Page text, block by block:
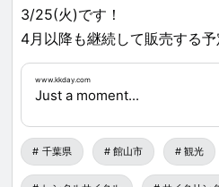
3/25(火)です！
4月以降も継続して販売する予
チェックよろしくお願いいた
www.kkday.com
www.kkday.com
Just a moment...
千葉県 館山市 観光